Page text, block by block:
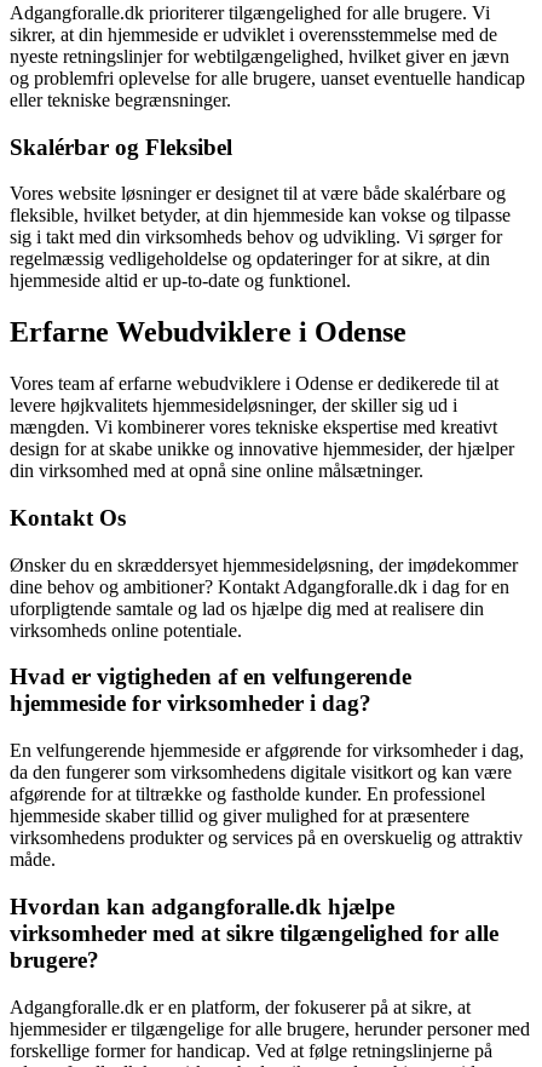
Adgangforalle.dk prioriterer tilgængelighed for alle brugere. Vi
sikrer, at din hjemmeside er udviklet i overensstemmelse med de
nyeste retningslinjer for webtilgængelighed, hvilket giver en jævn
og problemfri oplevelse for alle brugere, uanset eventuelle handicap
eller tekniske begrænsninger.
Skalérbar og Fleksibel
Vores website løsninger er designet til at være både skalérbare og
fleksible, hvilket betyder, at din hjemmeside kan vokse og tilpasse
sig i takt med din virksomheds behov og udvikling. Vi sørger for
regelmæssig vedligeholdelse og opdateringer for at sikre, at din
hjemmeside altid er up-to-date og funktionel.
Erfarne Webudviklere i Odense
Vores team af erfarne webudviklere i Odense er dedikerede til at
levere højkvalitets hjemmesideløsninger, der skiller sig ud i
mængden. Vi kombinerer vores tekniske ekspertise med kreativt
design for at skabe unikke og innovative hjemmesider, der hjælper
din virksomhed med at opnå sine online målsætninger.
Kontakt Os
Ønsker du en skræddersyet hjemmesideløsning, der imødekommer
dine behov og ambitioner? Kontakt Adgangforalle.dk i dag for en
uforpligtende samtale og lad os hjælpe dig med at realisere din
virksomheds online potentiale.
Hvad er vigtigheden af en velfungerende
hjemmeside for virksomheder i dag?
En velfungerende hjemmeside er afgørende for virksomheder i dag,
da den fungerer som virksomhedens digitale visitkort og kan være
afgørende for at tiltrække og fastholde kunder. En professionel
hjemmeside skaber tillid og giver mulighed for at præsentere
virksomhedens produkter og services på en overskuelig og attraktiv
måde.
Hvordan kan adgangforalle.dk hjælpe
virksomheder med at sikre tilgængelighed for alle
brugere?
Adgangforalle.dk er en platform, der fokuserer på at sikre, at
hjemmesider er tilgængelige for alle brugere, herunder personer med
forskellige former for handicap. Ved at følge retningslinjerne på